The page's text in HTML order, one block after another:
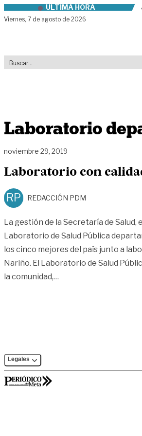
Skip to contentÚLTIMA HORA
Viernes, 7 de agosto de 2026
Laboratorio
noviembre 29, 2019
Laboratorio con
RP REDACCIÓN PDM
La gestión de la Secretaría de Salud,
Laboratorio de Salud Pública
los cinco mejores del país junto a
Nariño. El Laboratorio de Salud
la comunidad,…
Legales